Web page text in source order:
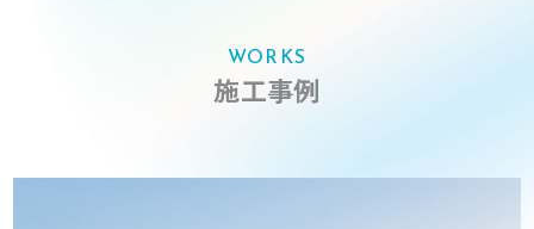
WORKS
施工事例